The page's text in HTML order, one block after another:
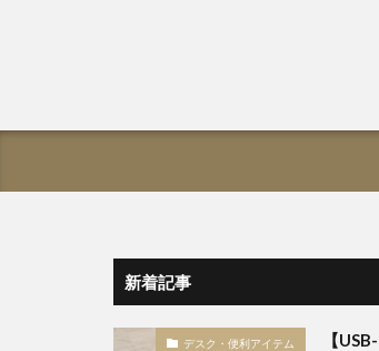
新着記事
デスク・便利アイテム
【